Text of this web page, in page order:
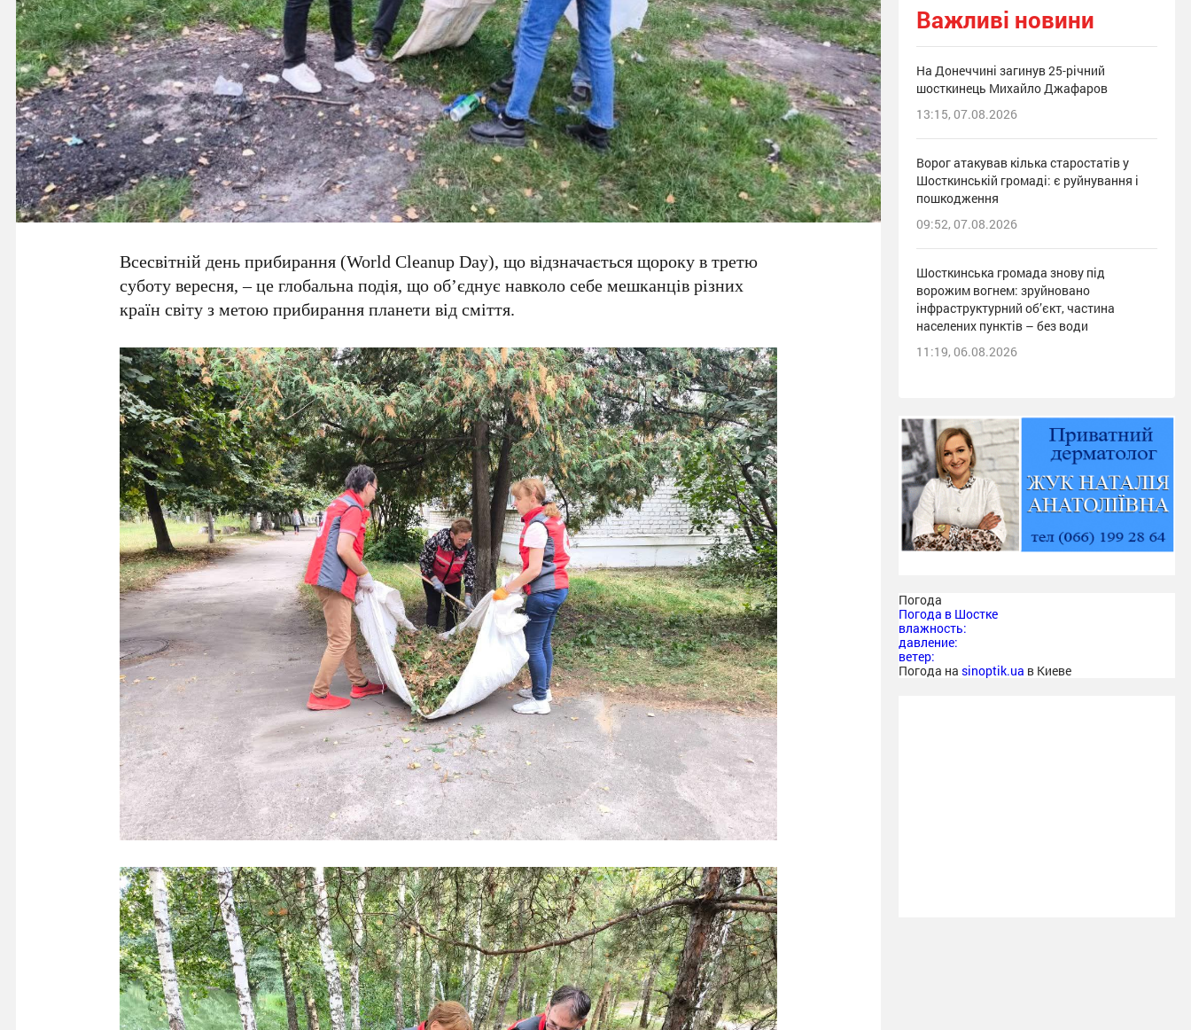
Всесвітній день прибирання (World Cleanup Day), що відзначається щороку в третю
суботу вересня, – це глобальна подія, що об’єднує навколо себе мешканців різних
країн світу з метою прибирання планети від сміття.
Важливі новини
На Донеччині загинув 25-річний
шосткинець Михайло Джафаров
13:15, 07.08.2026
Ворог атакував кілька старостатів у
Шосткинській громаді: є руйнування і
пошкодження
09:52, 07.08.2026
Шосткинська громада знову під
ворожим вогнем: зруйновано
інфраструктурний об’єкт, частина
населених пунктів – без води
11:19, 06.08.2026
Погода
Погода в Шостке
влажность:
давление:
ветер:
Погода на sinoptik.ua в Киеве